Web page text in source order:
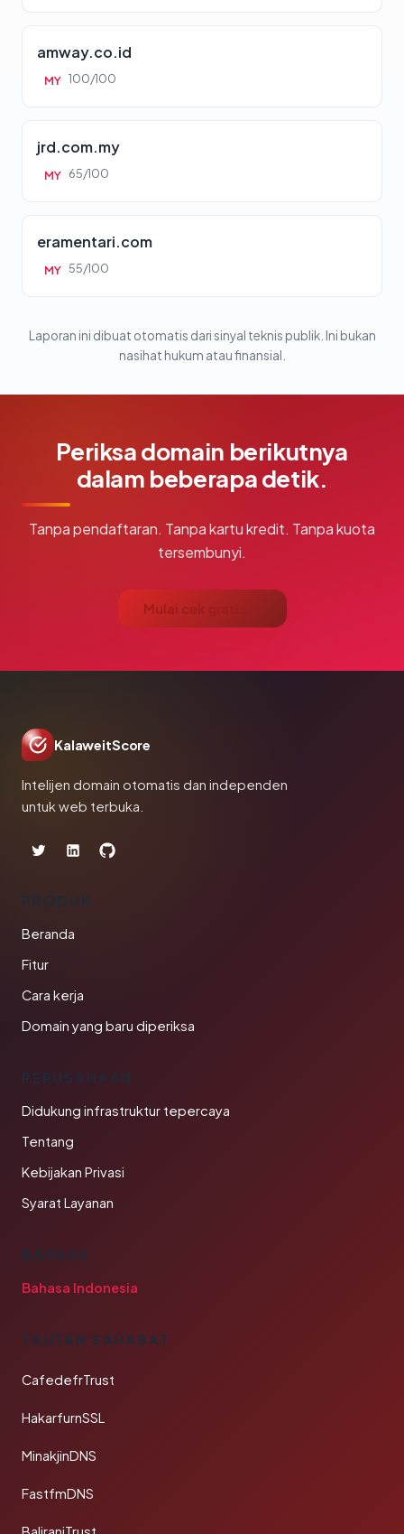
amway.co.id
MY 100/100
jrd.com.my
MY 65/100
eramentari.com
MY 55/100
Laporan ini dibuat otomatis dari sinyal teknis publik. Ini bukan
nasihat hukum atau finansial.
Periksa domain berikutnya
dalam beberapa detik.
Tanpa pendaftaran. Tanpa kartu kredit. Tanpa kuota
tersembunyi.
Mulai cek gratis →
KalaweitScore
Intelijen domain otomatis dan independen
untuk web terbuka.
PRODUK
Beranda
Fitur
Cara kerja
Domain yang baru diperiksa
PERUSAHAAN
Didukung infrastruktur tepercaya
Tentang
Kebijakan Privasi
Syarat Layanan
BAHASA
Bahasa Indonesia
TAUTAN SAHABAT
CafedefrTrust
HakarfurnSSL
MinakjinDNS
FastfmDNS